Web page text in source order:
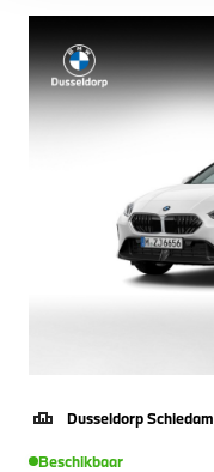
Dusseldorp Schiedam
Beschikbaar